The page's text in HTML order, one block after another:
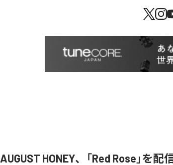
AUGUST HONEY、「Red Rose」を配